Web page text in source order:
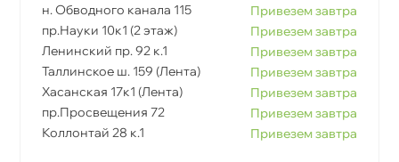
н. Обводного канала 115
Привезем завтра
пр.Науки 10к1 (2 этаж)
Привезем завтра
Ленинский пр. 92 к.1
Привезем завтра
Таллинское ш. 159 (Лента)
Привезем завтра
Хасанская 17к1 (Лента)
Привезем завтра
пр.Просвещения 72
Привезем завтра
Коллонтай 28 к.1
Привезем завтра